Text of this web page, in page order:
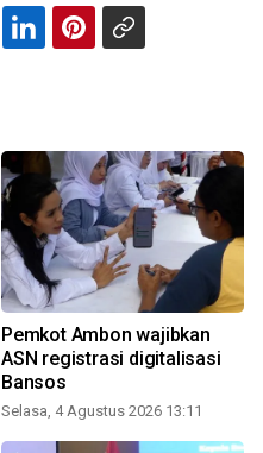
Pemkot Ambon wajibkan
ASN registrasi digitalisasi
Bansos
Selasa, 4 Agustus 2026 13:11